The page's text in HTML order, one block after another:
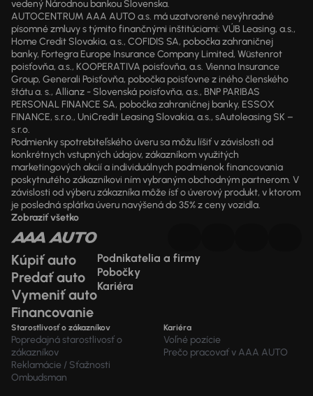
vedený Národnou bankou Slovenska.
AUTOCENTRUM AAA AUTO a.s. má uzatvorené nevýhradné
písomné zmluvy s týmito finančnými inštitúciami: VÚB Leasing, a.s.,
Home Credit Slovakia, a.s., COFIDIS SA, pobočka zahraničnej
banky, Fortegra Europe Insurance Company Limited, Wüstenrot
poisťovňa, a.s., KOOPERATIVA poisťovňa, a.s. Vienna Insurance
Group, Generali Poisťovňa, pobočka poisťovne z iného členského
štátu a. s., Allianz - Slovenská poisťovňa, a.s., BNP PARIBAS
PERSONAL FINANCE SA, pobočka zahraničnej banky, ESSOX
FINANCE, s.r.o., UniCredit Leasing Slovakia, a.s., sAutoleasing SK –
s.r.o.
Podmienky spotrebiteľského úveru sa môžu líšiť v závislosti od
konkrétnych vstupných údajov, zákazníkom využitých
marketingových akcií a individuálnych podmienok financovania
poskytnutého zákazníkovi ním vybraným obchodným partnerom. V
závislosti od výberu zákazníka môže ísť o úverový produkt, v ktorom
je posledná splátka úveru navýšená do 35% z ceny vozidla.
Zobraziť všetko
Kúpiť auto
Predať auto
Vymeniť auto
Financovanie
Podnikatelia a firmy
Pobočky
Kariéra
Starostlivosť o zákazníkov
Popredajná starostlivosť o
zákazníkov
Reklamácie / Sťažnosti
Ombudsman
Kariéra
Voľné pozície
Prečo pracovať v AAA AUTO